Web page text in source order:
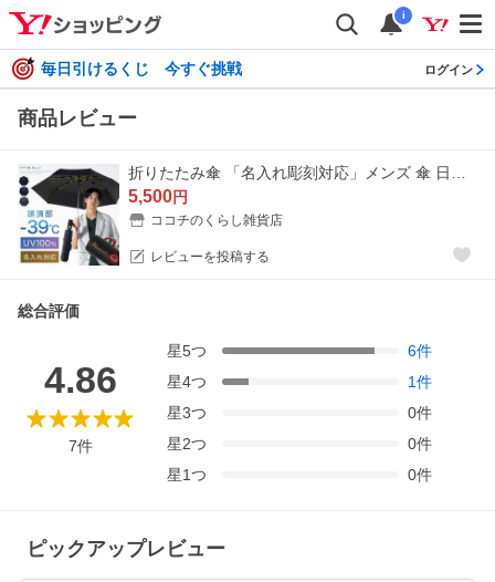
i
毎日引けるくじ 今すぐ挑戦 ログイン
商品レビュー
5,500円
ココチのくらし雑貨店
レビューを投稿する
総合評価
4.86
7件
星5つ 6件
星4つ 1件
星3つ 0件
星2つ 0件
星1つ 0件
ピックアップレビュー